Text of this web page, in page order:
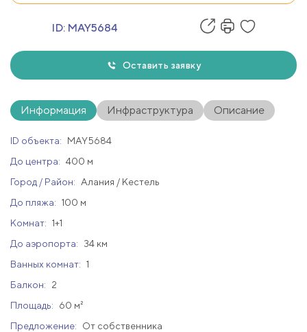
ID: MAY5684
Оставить заявку
Информация Инфраструктура Описание
ID объекта:
MAY5684
До центра: 400 м
Город / Район:
Алания / Кестель
До пляжа: 100 м
Комнат: 1+1
До аэропорта:
34 км
Ванных комнат: 1
Балкон:
2
Площадь:
60 м²
Предложение:
От собственника